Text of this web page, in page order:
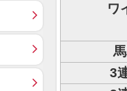
ワ
3